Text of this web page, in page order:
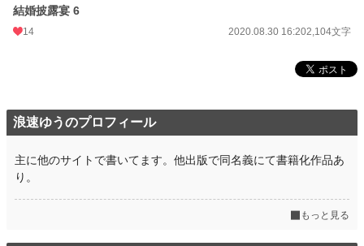
結婚披露宴 6
14 2020.08.30 16:202,104文字
浪速ゆうのプロフィール
主に他のサイトで書いてます。他出版で同名義にて書籍化作品あ
り。
もっと見る